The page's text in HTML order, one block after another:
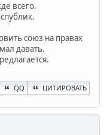
всего.
союз на правах
давать.
QQ ЦИТИРОВАТЬ